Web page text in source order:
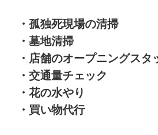
・孤独死現場の清掃
・墓地清掃
・店舗のオープニングスタ
・交通量チェック
・花の水やり
・買い物代行